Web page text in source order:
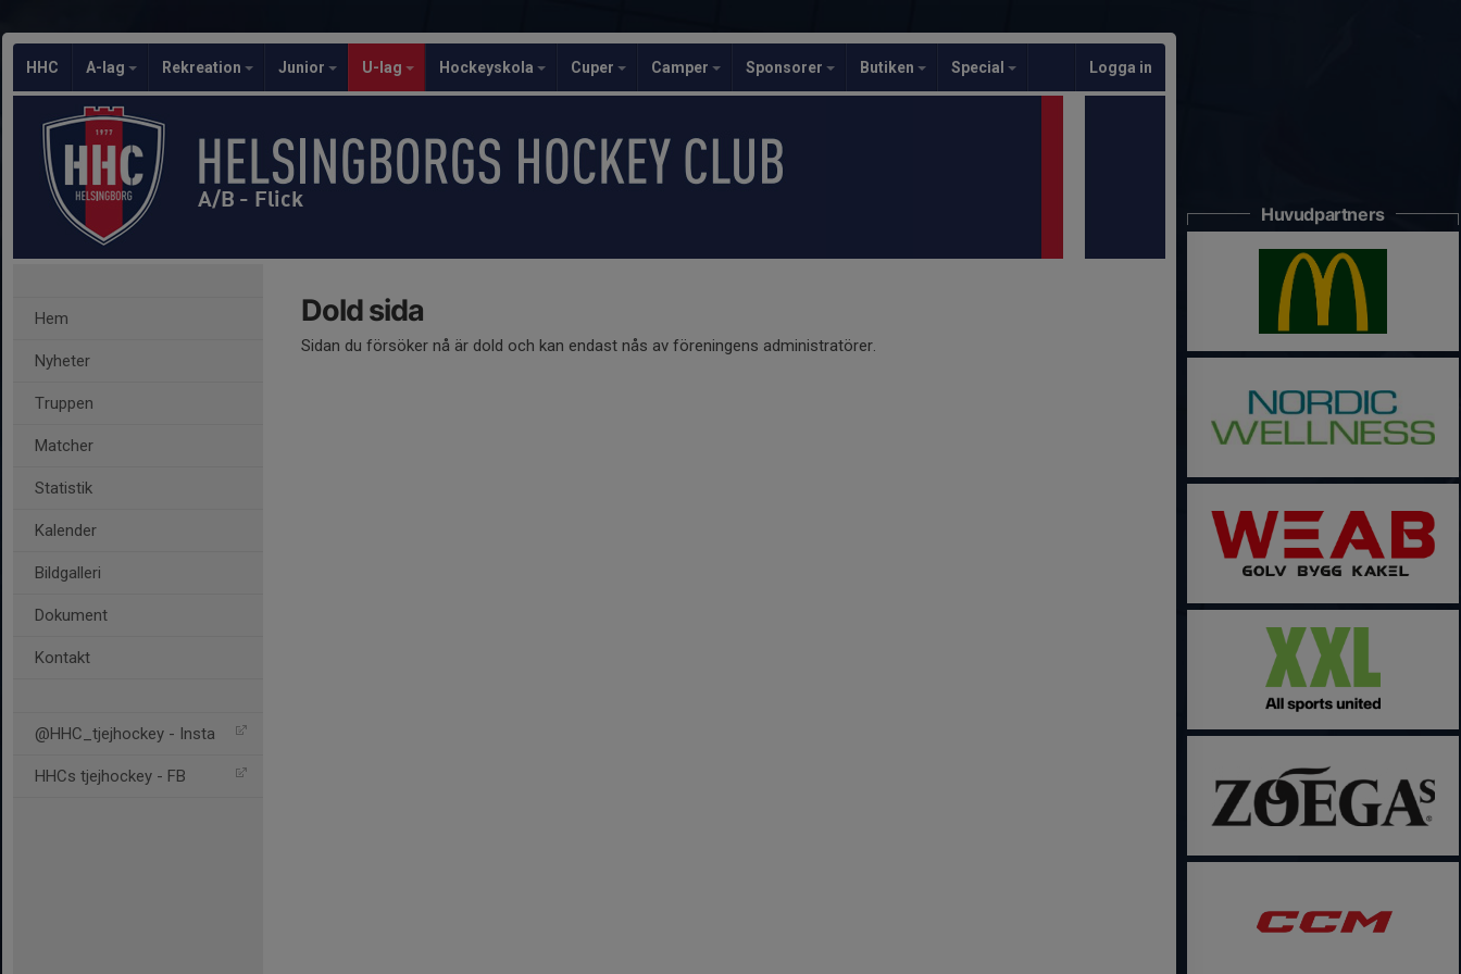
HHC A-lag Rekreation Junior U-lag Hockeyskola Cuper Camper Sponsorer Butiken Special Logga in
A/B - Flick
Hem
Nyheter
Truppen
Matcher
Statistik
Kalender
Bildgalleri
Dokument
Kontakt
@HHC_tjejhockey - Insta
HHCs tjejhockey - FB
Dold sida
Sidan du försöker nå är dold och kan endast nås av föreningens administratörer.
Huvudpartners